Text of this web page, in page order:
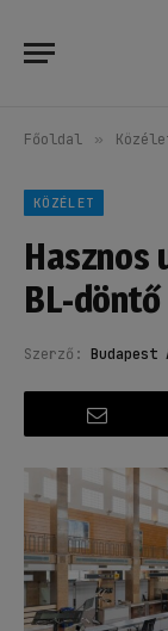
Főoldal »
KÖZÉLET
Hasznos
BL-
Szerző: